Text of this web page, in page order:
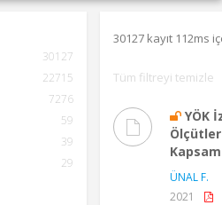
30127
22715
7276
59
39
29
30127 kayıt 112ms
Tüm filtreyi temizle
YÖK
ÜNAL F.
2021